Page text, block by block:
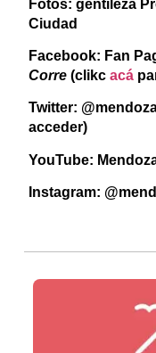
Fotos: gentileza
Ciudad
Facebook: Fan
Corre(clikc acá
Twitter:
acceder)
YouTube:
Instagram: